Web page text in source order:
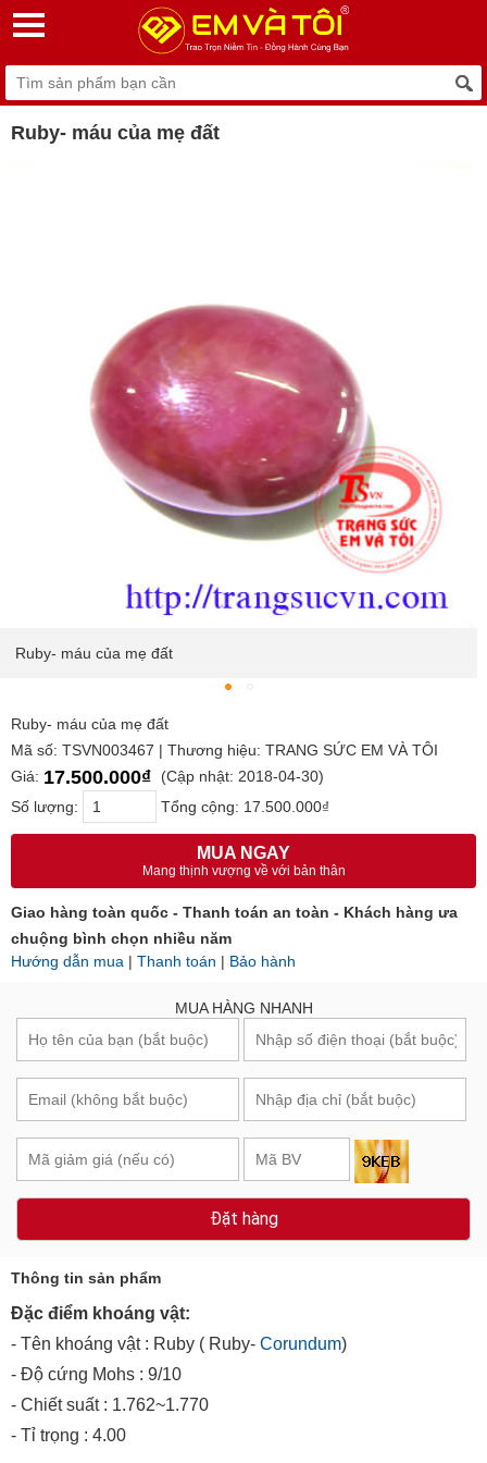
Ruby- máu của mẹ đất
Ruby- máu của mẹ đất
Ruby- máu của mẹ đất
Mã số: TSVN003467 | Thương hiệu: TRANG SỨC EM VÀ TÔI
Giá: 17.500.000₫
(Cập nhật: 2018-04-30)
Số lượng:
Tổng cộng: 17.500.000₫
MUA NGAY
Mang thịnh vượng về với bản thân
Giao hàng toàn quốc - Thanh toán an toàn - Khách hàng ưa
chuộng bình chọn nhiều năm
Hướng dẫn mua | Thanh toán | Bảo hành
MUA HÀNG NHANH
Đặt hàng
Thông tin sản phẩm
Đặc điểm khoáng vật:
- Tên khoáng vật : Ruby ( Ruby- Corundum)
- Độ cứng Mohs : 9/10
- Chiết suất : 1.762~1.770
- Tỉ trọng : 4.00